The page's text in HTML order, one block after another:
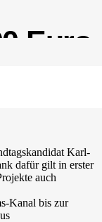
Euro
Karl-
dafür gilt in erster
auch
Kanal bis zur